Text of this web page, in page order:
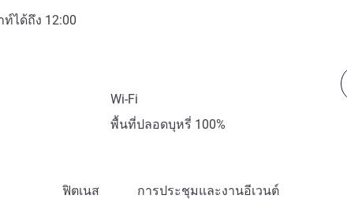
ท์ได้ถึง 12:00
Wi-Fi
พื้นที่ปลอดบุหรี่ 100%
ฟิตเนส การประชุมและงานอีเวนต์